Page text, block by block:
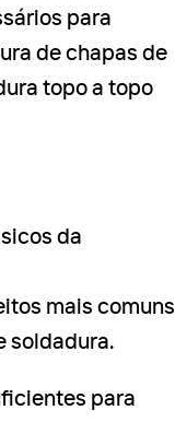
para
de chapas de
topo a topo
da
mais comuns
soldadura.
para